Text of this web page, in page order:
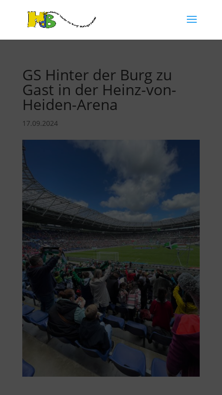
GS Hinter der Burg zu
Gast in der Heinz-von-
Heiden-Arena
17.09.2024